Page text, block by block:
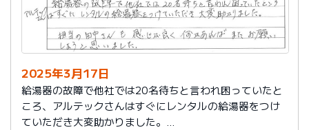
2025年3月17日
給湯器の故障で他社では20名待ちと言われ困っていたと
ころ、アルテックさんはすぐにレンタルの給湯器をつけ
ていただき大変助かりました。